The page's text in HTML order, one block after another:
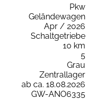
Pkw
Geländewagen
Apr / 2026
Schaltgetriebe
10 km
5
Grau
Zentrallager
ab ca. 18.08.2026
GW-ANO6335